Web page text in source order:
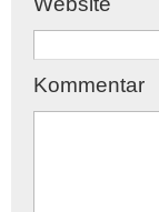
Kommentar